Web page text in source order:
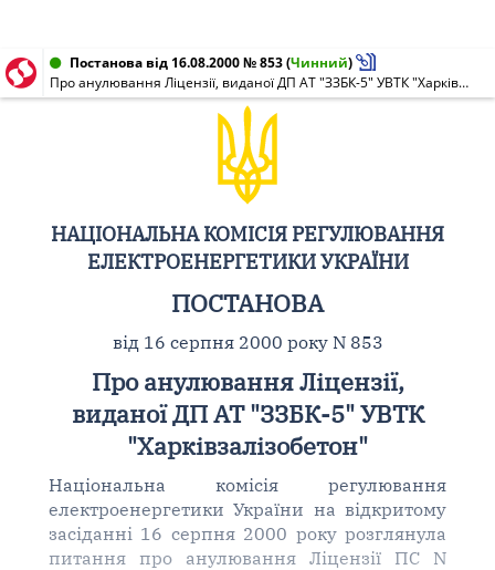
Постанова від 16.08.2000 № 853(Чинний)
Про анулювання Ліцензії, виданої ДП АТ "ЗЗБК-5" УВТК "Харківзалізобетон"
НАЦІОНАЛЬНА КОМІСІЯ РЕГУЛЮВАННЯ
ЕЛЕКТРОЕНЕРГЕТИКИ УКРАЇНИ
ПОСТАНОВА
від 16 серпня 2000 року N 853
Про анулювання Ліцензії,
виданої ДП АТ "ЗЗБК-5" УВТК
"Харківзалізобетон"
Національна комісія регулювання
електроенергетики України на відкритому
засіданні 16 серпня 2000 року розглянула
питання про анулювання Ліцензії ПС N